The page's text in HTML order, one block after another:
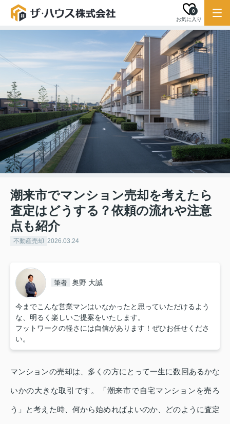
お気に入り
0
潮来市でマンション売却を考えたら
査定はどうする？依頼の流れや注意
点も紹介
不動産売却 2026.03.24
筆者 奥野 大誠
今までこんな営業マンはいなかったと思っていただけるよう
な、明るく楽しいご提案をいたします。
フットワークの軽さには自信があります！ぜひお任せくださ
い。
マンションの売却は、多くの方にとって一生に数回あるかな
いかの大きな取引です。「潮来市で自宅マンションを売ろ
う」と考えた時、何から始めればよいのか、どのように査定